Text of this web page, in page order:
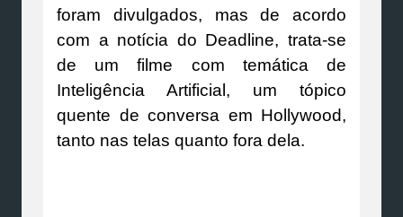
foram divulgados, mas de acordo
com a notícia do Deadline, trata-se
de um filme com temática de
Inteligência Artificial, um tópico
quente de conversa em Hollywood,
tanto nas telas quanto fora dela.